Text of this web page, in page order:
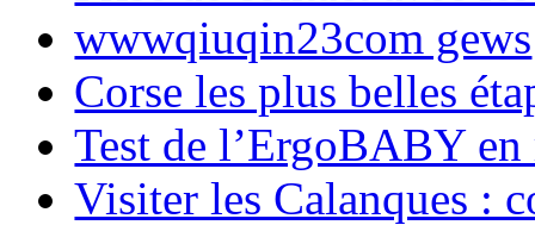
wwwqiuqin23com gews
Corse les plus belles
Test de l’ErgoBABY en
Visiter les Calanques :